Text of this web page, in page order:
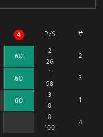
4 P/S #
60
2
26
2
60
1
98
3
60
3
0
1
0
100
4